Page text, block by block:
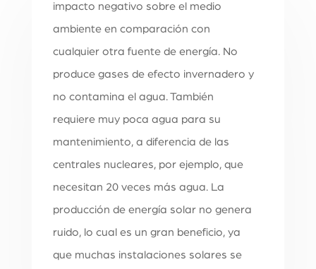
impacto negativo sobre el medio
ambiente en comparación con
cualquier otra fuente de energía. No
produce gases de efecto invernadero y
no contamina el agua. También
requiere muy poca agua para su
mantenimiento, a diferencia de las
centrales nucleares, por ejemplo, que
necesitan 20 veces más agua. La
producción de energía solar no genera
ruido, lo cual es un gran beneficio, ya
que muchas instalaciones solares se